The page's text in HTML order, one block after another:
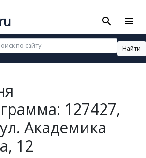
search menu
Найти
127427,
Академика
12